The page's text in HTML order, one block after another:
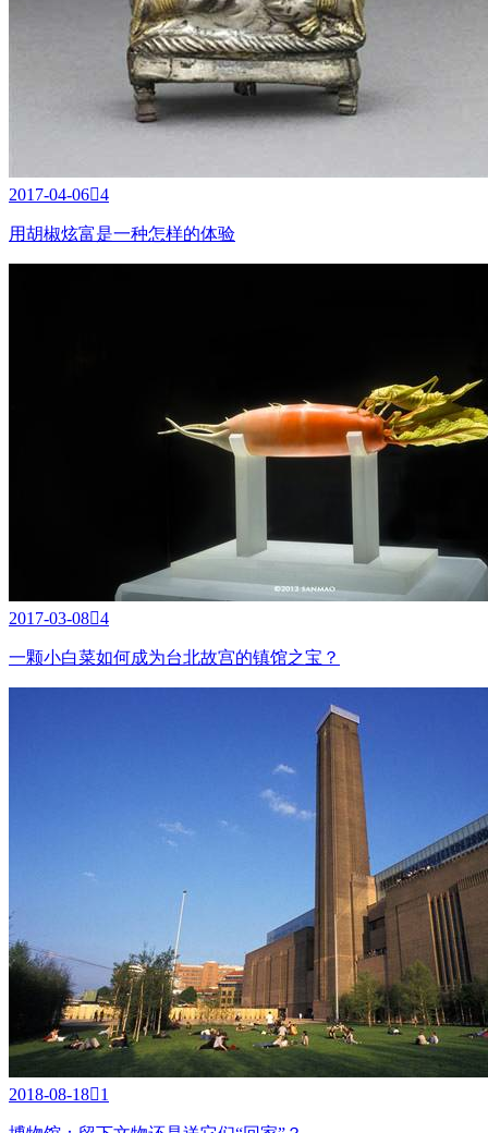
2013-
面具·灵魂的艺术—法国凯·布朗利博物馆馆藏精品赏析(五)
2013-
07-152
面具·灵魂的艺术—法国凯·布朗利博物馆馆藏精品赏析(二)